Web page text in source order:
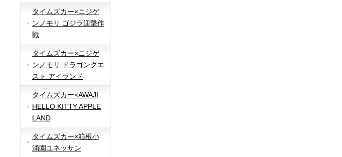
タイムズカー×ニジゲ
ンノモリ ゴジラ迎撃作
戦
タイムズカー×ニジゲ
ンノモリ ドラゴンクエ
スト アイランド
タイムズカー×AWAJI
HELLO KITTY APPLE
LAND
タイムズカー×箱根小
涌園ユネッサン